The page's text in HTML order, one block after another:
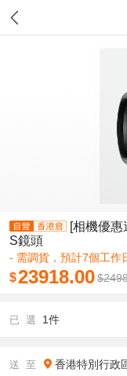
[相機優
S鏡頭
- 需調貨，預計7個工作
$23918.00$
已 選 1件
送 至 香港特別行政